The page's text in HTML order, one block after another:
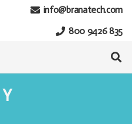
info@branatech.com
800 9426 835